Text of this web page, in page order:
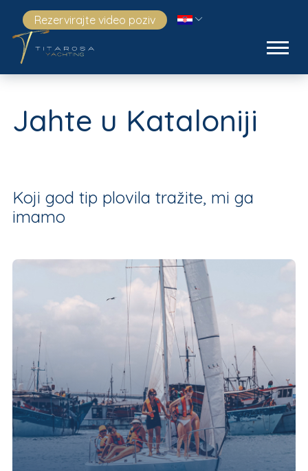
Rezervirajte video poziv
Jahte u Kataloniji
Koji god tip plovila tražite, mi ga
imamo